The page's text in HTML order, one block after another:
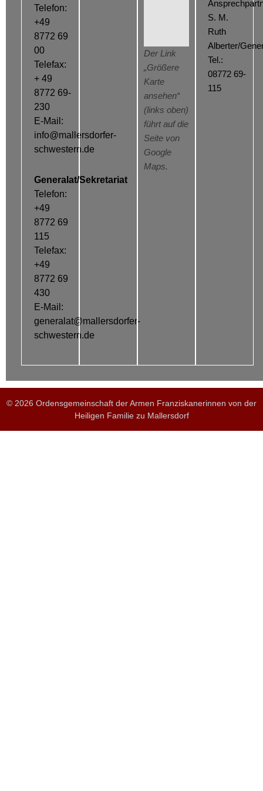
Telefon:
+49
8772 69
00
Telefax:
+ 49
8772 69-
230
E-Mail:
info@mallersdorfer-
schwestern.de
Generalat/Sekretariat
Telefon:
+49
8772 69
115
Telefax:
+49
8772 69
430
E-Mail:
generalat@mallersdorfer-
schwestern.de
Der Link
„Größere
Karte
ansehen“
(links oben)
führt auf die
Seite von
Google
Maps.
S. M.
Ruth
Alberter/
Tel.:
08772 69-
115
© 2026 Ordensgemeinschaft der Armen Franziskanerinnen von der
Heiligen Familie zu Mallersdorf